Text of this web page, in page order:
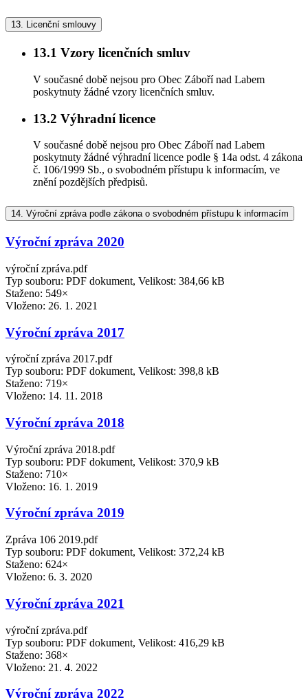
13. Licenční smlouvy
13.1 Vzory licenčních smluv
V současné době nejsou pro Obec Záboří nad Labem
poskytnuty žádné vzory licenčních smluv.
13.2 Výhradní licence
V současné době nejsou pro Obec Záboří nad Labem
poskytnuty žádné výhradní licence podle § 14a odst. 4 zákona
č. 106/1999 Sb., o svobodném přístupu k informacím, ve
znění pozdějších předpisů.
14. Výroční zpráva podle zákona o svobodném přístupu k informacím
Výroční zpráva 2020
výroční zpráva.pdf
Typ souboru: PDF dokument, Velikost: 384,66 kB
Staženo: 549×
Vloženo: 26. 1. 2021
Výroční zpráva 2017
výroční zpráva 2017.pdf
Typ souboru: PDF dokument, Velikost: 398,8 kB
Staženo: 719×
Vloženo: 14. 11. 2018
Výroční zpráva 2018
Výroční zpráva 2018.pdf
Typ souboru: PDF dokument, Velikost: 370,9 kB
Staženo: 710×
Vloženo: 16. 1. 2019
Výroční zpráva 2019
Zpráva 106 2019.pdf
Typ souboru: PDF dokument, Velikost: 372,24 kB
Staženo: 624×
Vloženo: 6. 3. 2020
Výroční zpráva 2021
výroční zpráva.pdf
Typ souboru: PDF dokument, Velikost: 416,29 kB
Staženo: 368×
Vloženo: 21. 4. 2022
Výroční zpráva 2022